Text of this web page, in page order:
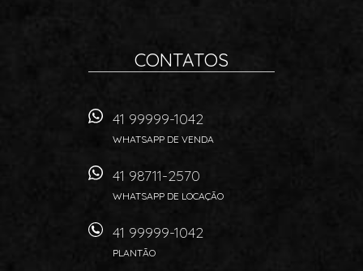
CONTATOS
41 99999-1042
WHATSAPP DE VENDA
41 98711-2570
WHATSAPP DE LOCAÇÃO
41 99999-1042
PLANTÃO